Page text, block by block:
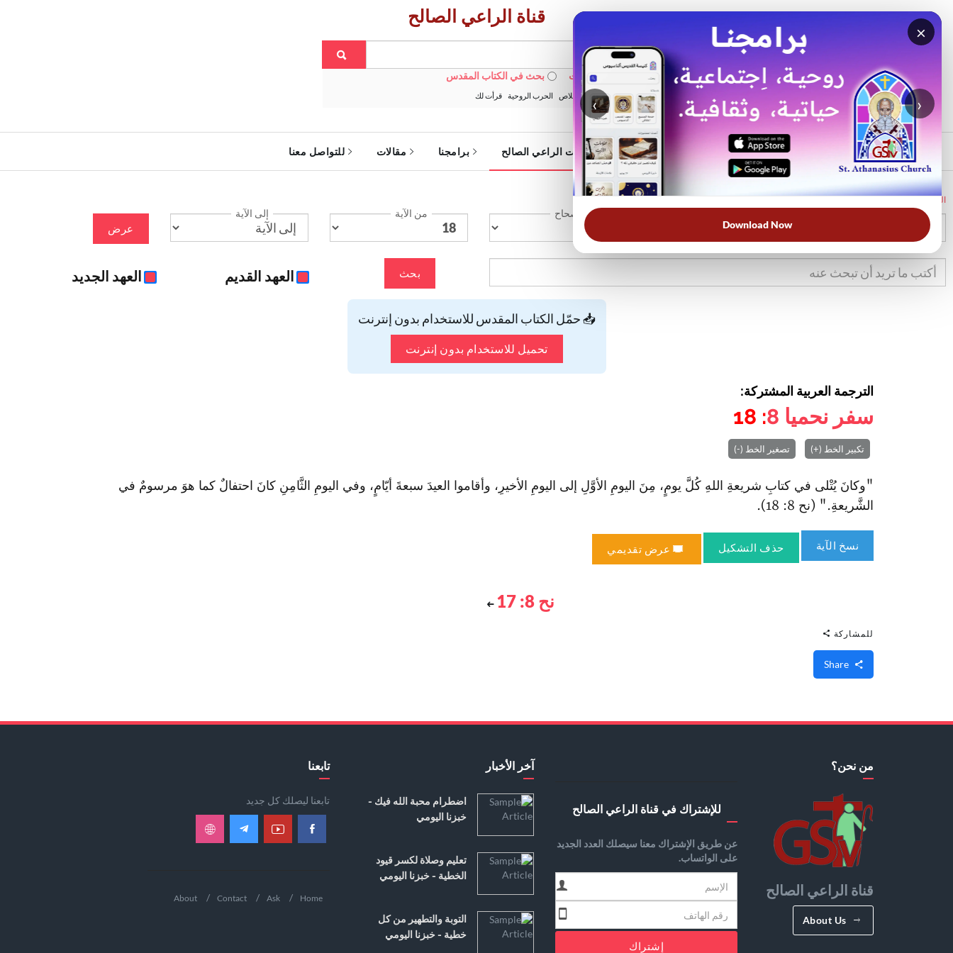
×
‹ ›
Download Now
قناة الراعي الصالح
بحث في الويبسايت بحث في الكتاب المقدس
الأكثر بحثًا: خبزنا اليومي الخلاص الحرب الروحية قرأت لك
الرئيسية خدمات الراعي الصالح برامجنا مقالات للتواصل معنا
الرئيسية
الإصحاح من الآية إلى الآية
عرض
بحث العهد القديم العهد الجديد
📥 حمّل الكتاب المقدس للاستخدام بدون إنترنت
تحميل للاستخدام بدون إنترنت
الترجمة العربية المشتركة:
سفر نحميا 8
: 18
تكبير الخط (+) تصغير الخط (-)
"وكانَ يُتْلى في كتابِ شريعةِ اللهِ كُلَّ يومٍ، مِنَ اليومِ الأوَّلِ إلى اليومِ الأخيرِ، وأقاموا العيدَ سبعةَ أيّامٍ، وفي اليومِ الثَّامِنِ كانَ ا‏حتفالٌ كما هوَ مرسومٌ في
الشَّريعةِ." (نح 8: 18).
نسخ الآية حذف التشكيل عرض تقديمي
نح 8: 17
للمشاركة
من نحن؟
قناة الراعي الصالح
About Us
للإشتراك في قناة الراعي الصالح
عن طريق الإشتراك معنا سيصلك العدد الجديد
على الواتساب.
إشتراك
آخر الأخبار
اضطرام محبة الله فيك -
خبزنا اليومي
تعليم وصلاة لكسر قيود
الخطية - خبزنا اليومي
التوبة والتطهير من كل
خطية - خبزنا اليومي
تابعنا
تابعنا ليصلك كل جديد
Home
Ask
Contact
About